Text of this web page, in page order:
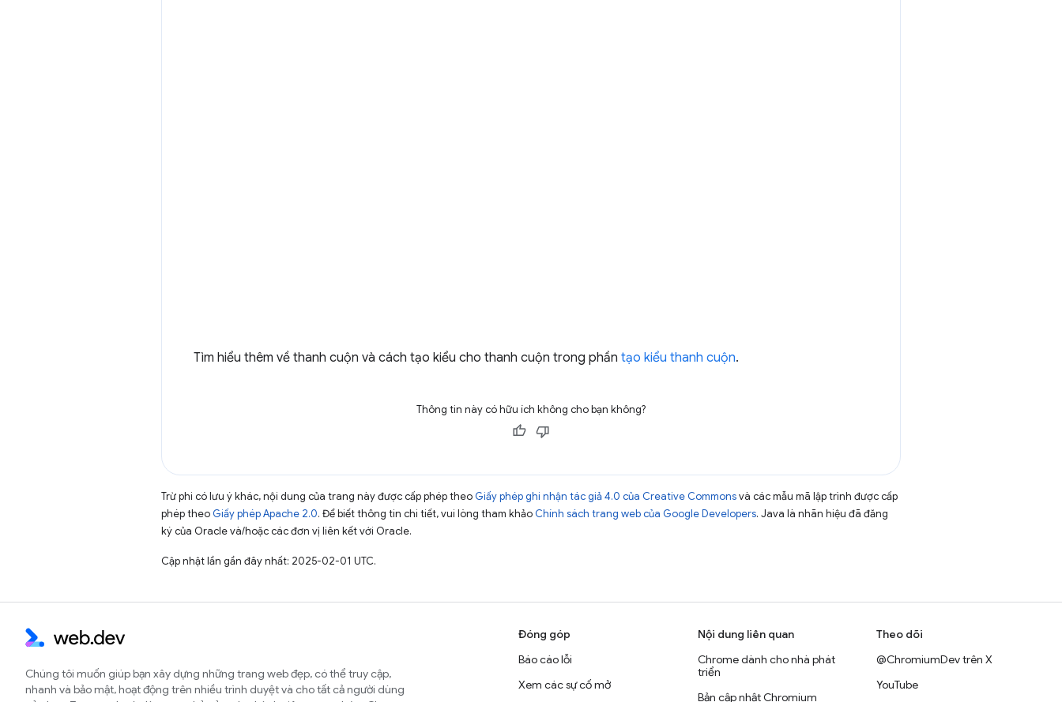
Tìm hiểu thêm về thanh cuộn và cách tạo kiểu cho thanh cuộn trong phần tạo kiểu thanh cuộn.
Thông tin này có hữu ích không cho bạn không?
Trừ phi có lưu ý khác, nội dung của trang này được cấp phép theo Giấy phép ghi nhận tác giả 4.0 của Creative Commonsvà các mẫu mã lập trình được cấp
phép theo Giấy phép Apache 2.0. Để biết thông tin chi tiết, vui lòng tham khảo Chính sách trang web của Google Developers. Java là nhãn hiệu đã đăng
ký của Oracle và/hoặc các đơn vị liên kết với Oracle.
Cập nhật lần gần đây nhất: 2025-02-01 UTC.
Chúng tôi muốn giúp bạn xây dựng những trang web đẹp, có thể truy cập,
nhanh và bảo mật, hoạt động trên nhiều trình duyệt và cho tất cả người dùng
Đóng góp
Báo cáo lỗi
Xem các sự cố mở
Nội dung liên quan
Chrome dành cho nhà phát
triển
Bản cập nhật Chromium
Theo dõi
@ChromiumDev trên X
YouTube